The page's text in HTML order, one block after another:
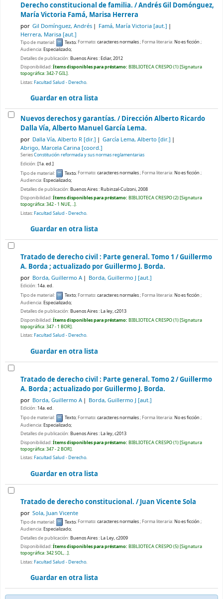
Derecho constitucional de familia. /Andrés Gil Domónguez,
María Victoria Famá, Marisa Herrera
por Gil Domínguez, Andrés Famá, María Victoria [aut.]
Herrera, Marisa[aut.]
Tipo de material: Texto; Formato:caracteres normales; Forma literaria:No es ficción ;
Audiencia:Especializado;
Detalles de publicación:Buenos Aires :Ediar,2012
Disponibilidad:Ítems disponibles para préstamo: BIBLIOTECA CRESPO(1) Signatura
topográfica:342-7 GIL .
Listas:Facultad Salud - Derecho.
Guardar en otra lista
Nuevos derechos y garantías. /Dirección Alberto Ricardo
Dalla Vía, Alberto Manuel García Lema.
por Dalla Vía, Alberto R [dir.] García Lema, Alberto [dir.]
Abrigo, Marcela Carina[coord.]
SeriesConstitución reformada y sus normas reglamentarias
Edición:[1a. ed.]
Tipo de material:
Texto; Formato:caracteres normales; Forma literaria:No es ficción ;
Audiencia:Especializado;
Detalles de publicación:Buenos Aires :Rubinzal-Culzoni,2008
Disponibilidad:Ítems disponibles para préstamo: BIBLIOTECA CRESPO(2) Signatura
topográfica:342 - 1 NUE, .. .
Listas:Facultad Salud - Derecho.
Guardar en otra lista
Tratado de derecho civil : Parte general. Tomo 1 /Guillermo
A. Borda ; actualizado por Guillermo J. Borda.
por Borda, Guillermo A Borda, Guillermo J [aut.]
Edición: 14a. ed.
Tipo de material:
Texto; Formato:caracteres normales; Forma literaria:No es ficción ;
Audiencia:Especializado;
Detalles de publicación:Buenos Aires :La ley,c2013
Disponibilidad:Ítems disponibles para préstamo: BIBLIOTECA CRESPO(1) Signatura
topográfica:347 - 1 BOR .
Listas:Facultad Salud - Derecho.
Guardar en otra lista
Tratado de derecho civil : Parte general. Tomo 2 /Guillermo
A. Borda ; actualizado por Guillermo J. Borda.
por Borda, Guillermo A Borda, Guillermo J [aut.]
Edición: 14a. ed.
Tipo de material:
Texto; Formato:caracteres normales; Forma literaria:No es ficción ;
Audiencia:Especializado;
Detalles de publicación:Buenos Aires :La ley,c2013
Disponibilidad:Ítems disponibles para préstamo: BIBLIOTECA CRESPO(1) Signatura
topográfica:347 - 2 BOR .
Listas:Facultad Salud - Derecho.
Guardar en otra lista
Tratado de derecho constitucional. /Juan Vicente Sola
por Sola, Juan Vicente
Tipo de material: Texto; Formato:caracteres normales; Forma literaria:No es ficción ;
Audiencia:Especializado;
Detalles de publicación:Buenos Aires :La Ley,c2009
Disponibilidad:Ítems disponibles para préstamo: BIBLIOTECA CRESPO(5) Signatura
topográfica:342 SOL, .. .
Listas:Facultad Salud - Derecho.
Guardar en otra lista